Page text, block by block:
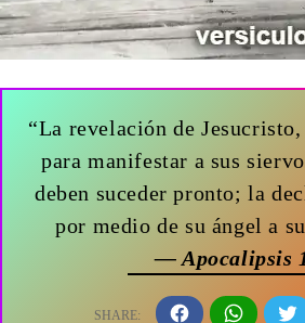
“La revelación de
para manifestar a sus
deben suceder pronto; la
por medio de su ángel a
— Apocalipsis